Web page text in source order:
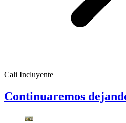
Cali Incluyente
Continuaremos